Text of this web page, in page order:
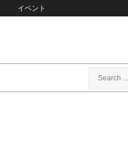
イベント